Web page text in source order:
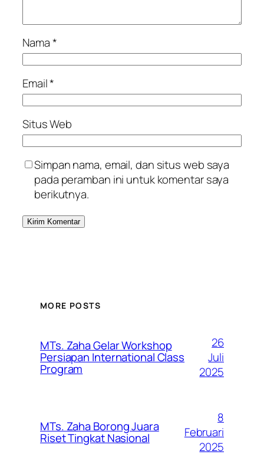
Nama*
Email*
Situs Web
Simpan nama, email, dan situs web saya
pada peramban ini untuk komentar saya
berikutnya.
MORE POSTS
MTs. Zaha Gelar Workshop
Persiapan International Class
Program
26
Juli
2025
MTs. Zaha Borong Juara
Riset Tingkat Nasional
8
Februari
2025